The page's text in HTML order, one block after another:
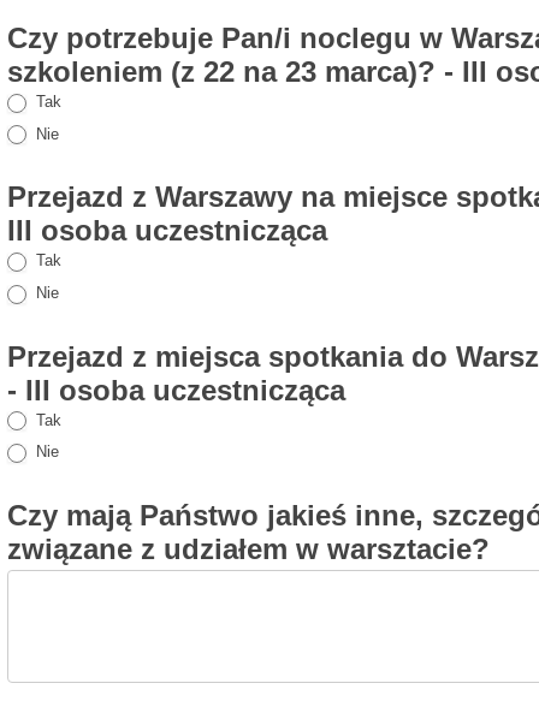
Czy potrzebuje Pan/i noclegu w
szkoleniem (z 22 na 23 marca)? - III
Tak
Nie
Przejazd z Warszawy na miejsce
III osoba uczestnicząca
Tak
Nie
Przejazd z miejsca spotkania do
- III osoba uczestnicząca
Tak
Nie
Czy mają Państwo jakieś inne,
związane z udziałem w warsztacie?